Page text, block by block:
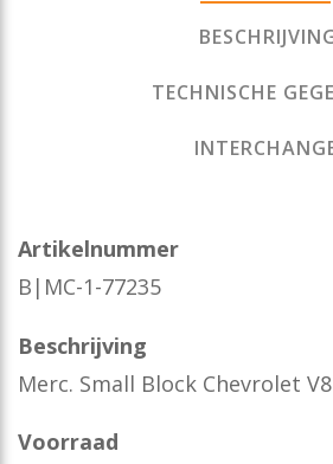
TECHNISCHE
Artikelnummer
B|MC-1-77235
Beschrijving
Merc. Small Block Chevrolet
Voorraad